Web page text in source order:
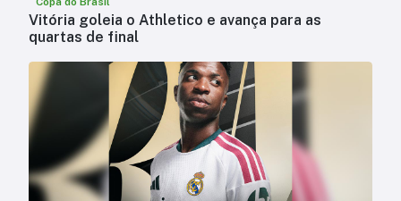
Vitória goleia o Athletico e avança para as
quartas de final